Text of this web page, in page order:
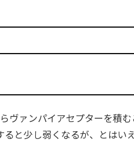
ヴァンパイアセプターを積
と少し弱くなるが、とはい